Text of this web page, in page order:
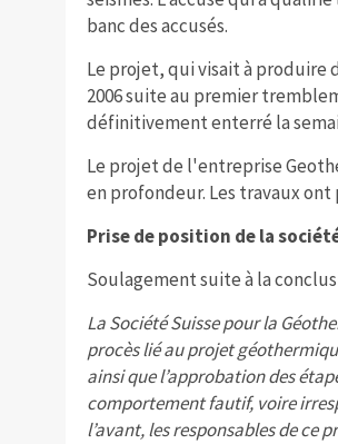
banc des accusés.
Le projet, qui visait à produire
2006 suite au premier
définitivement enterré la
Le projet de l'entreprise
en profondeur. Les travaux
Prise de position de la
Soulagement suite à la
La Société Suisse pour la
procès lié au projet
ainsi que l’approbation des
comportement fautif, voire
l’avant, les responsables de ce